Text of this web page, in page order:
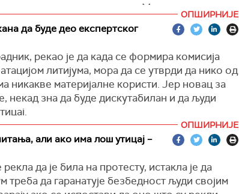
копати ако експертски тим Министарства
0,01 одсто ризик по здравље људи.
је тај тим оформљен управо да би испитао
здравље људи.
каже да постоји било каква могућност
– неће би ни р од рудника. То су људи од
један од њих каже да постоји било какав
научно утемељеним чињеницама, са таквим
То је тачка број један. Здравље је од
нагласио је Вучић.
ОПШИРНИЈЕ
да буде део експертског
рекао је да када се формира комисија
литијума, мора да се утврди да нико од
никакве материјалне користи. Јер новац за
некад зна да буде дискутабилан и да људи
да би то требало да се односи и на
Сање Сакан, Ненада, да учествује у
ОПШИРНИЈЕ
али ако има лош утицај –
да је била на протесту, истакла је да
треба да гаранатује безбедност људи својим